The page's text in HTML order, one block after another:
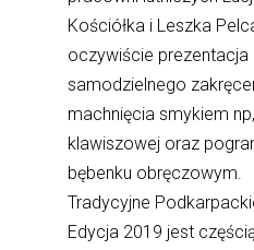
Kościółka i Leszka
oczywiście prezentacja
samodzielnego
machnięcia smykiem
klawiszowej oraz
bębenku obręczowym.
Tradycyjne
Edycja 2019 jest